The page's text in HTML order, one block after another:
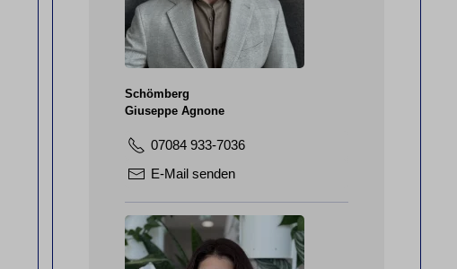
Schömberg
Giuseppe Agnone
07084 933-7036
E-Mail senden